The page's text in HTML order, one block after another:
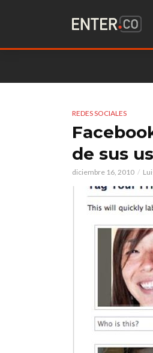
REDES SOCIALES
de sus
diciembre 16, 2010